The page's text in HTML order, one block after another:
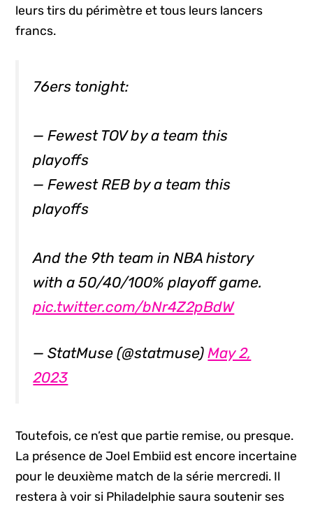
leurs tirs du périmètre et tous leurs lancers
francs.
76ers tonight:
— Fewest TOV by a team this
playoffs
— Fewest REB by a team this
playoffs
And the 9th team in NBA history
with a 50/40/100% playoff game.
pic.twitter.com/bNr4Z2pBdW
— StatMuse (@statmuse)May 2,
2023
Toutefois, ce n’est que partie remise, ou presque.
La présence de Joel Embiid est encore incertaine
pour le deuxième match de la série mercredi. Il
restera à voir si Philadelphie saura soutenir ses